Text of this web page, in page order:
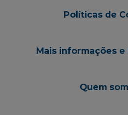
Políticas de
Mais informações
Quem